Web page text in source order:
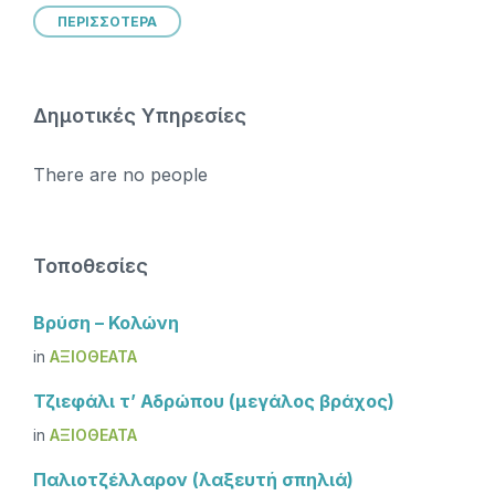
ΠΕΡΙΣΣΟΤΕΡΑ
Δημοτικές Υπηρεσίες
There are no people
Τοποθεσίες
Βρύση – Κολώνη
in ΑΞΙΟΘΈΑΤΑ
Τζιεφάλι τ’ Αδρώπου (μεγάλος βράχος)
in ΑΞΙΟΘΈΑΤΑ
Παλιοτζέλλαρον (λαξευτή σπηλιά)